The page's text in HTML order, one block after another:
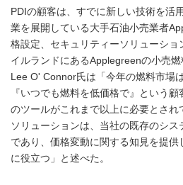
PDIの顧客は、すでに新しい技術を活
業を展開している大手石油小売業者
格設定、セキュリティーソリューショ
イルランドにあるApplegreenの小売
Lee O' Connor氏は「今年の燃料市場
『いつでも燃料を低価格で』という
のツールがこれまで以上に必要とされ
ソリューションは、当社の既存のシ
であり、価格変動に関する知見を提
に役立つ」と述べた。